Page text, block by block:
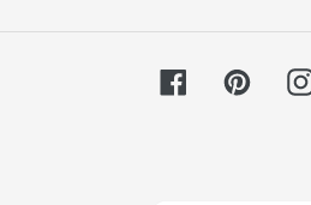
Facebook